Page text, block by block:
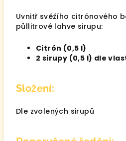
Uvnitř svěžího citrónového
půllitrové lahve sirupu:
Citrón (0,5 l)
2 sirupy (0,5 l) dle
Složení:
Dle zvolených sirupů